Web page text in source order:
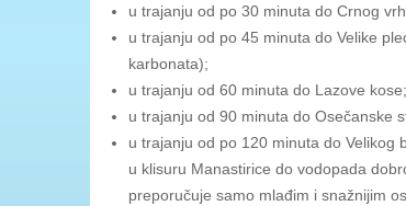
u trajanju od po 30 minuta do Crnog
u trajanju od po 45 minuta do Velike
karbonata);
u trajanju od 60 minuta do Lazove kose;
u trajanju od 90 minuta do Osečanske
u trajanju od po 120 minuta do Velikog
u klisuru Manastirice do vodopada
preporučuje samo mlađim i snažnijim